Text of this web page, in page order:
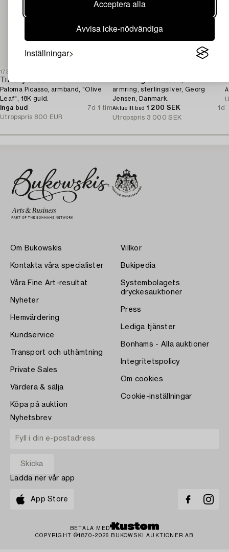
Acceptera alla
Avvisa icke-nödvändiga
Inställningar
1730042
Tiffany & Co
Paloma Picasso, armband, "Olive
Leaf", 18K guld.
Inga bud
7d 1 tim
Utropspris 800 EUR
Flemming Eskildsen,
armring, sterlingsilver, Georg
Jensen, Danmark.
Aktuellt bud 1 200 SEK
1d
Utropspris 3 000 SEK
Om Bukowskis
Kontakta våra specialister
Våra Fine Art-resultat
Nyheter
Hemvärdering
Kundservice
Transport och uthämtning
Private Sales
Värdera & sälja
Köpa på auktion
Villkor
Bukipedia
Systembolagets
dryckesauktioner
Press
Lediga tjänster
Bonhams - Alla auktioner
Integritetspolicy
Om cookies
Cookie-inställningar
Nyhetsbrev
Ladda ner vår app
App Store
BETALA MED
COPYRIGHT ©1870-2026 BUKOWSKI AUKTIONER AB